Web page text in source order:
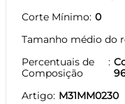
Corte Mínimo 0
Tamanho médio do
Percentuais de
Composição
Artigo M31MM0230